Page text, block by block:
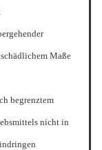
Maße
begrenztem
nicht in